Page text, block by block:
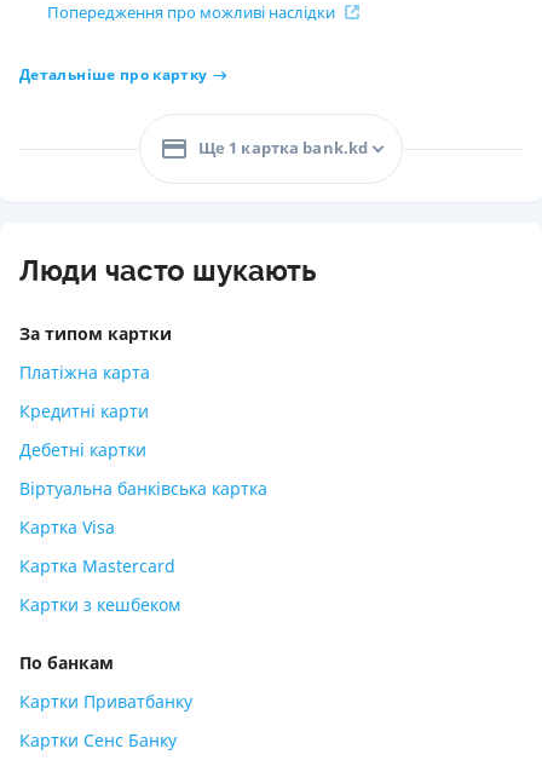
Попередження про можливі наслідки
Детальніше про картку
Ще 1 картка bank.kd
Люди часто шукають
За типом картки
Платіжна карта
Кредитні карти
Дебетні картки
Віртуальна банківська картка
Картка Visa
Картка Mastercard
Картки з кешбеком
По банкам
Картки Приватбанку
Картки Сенс Банку